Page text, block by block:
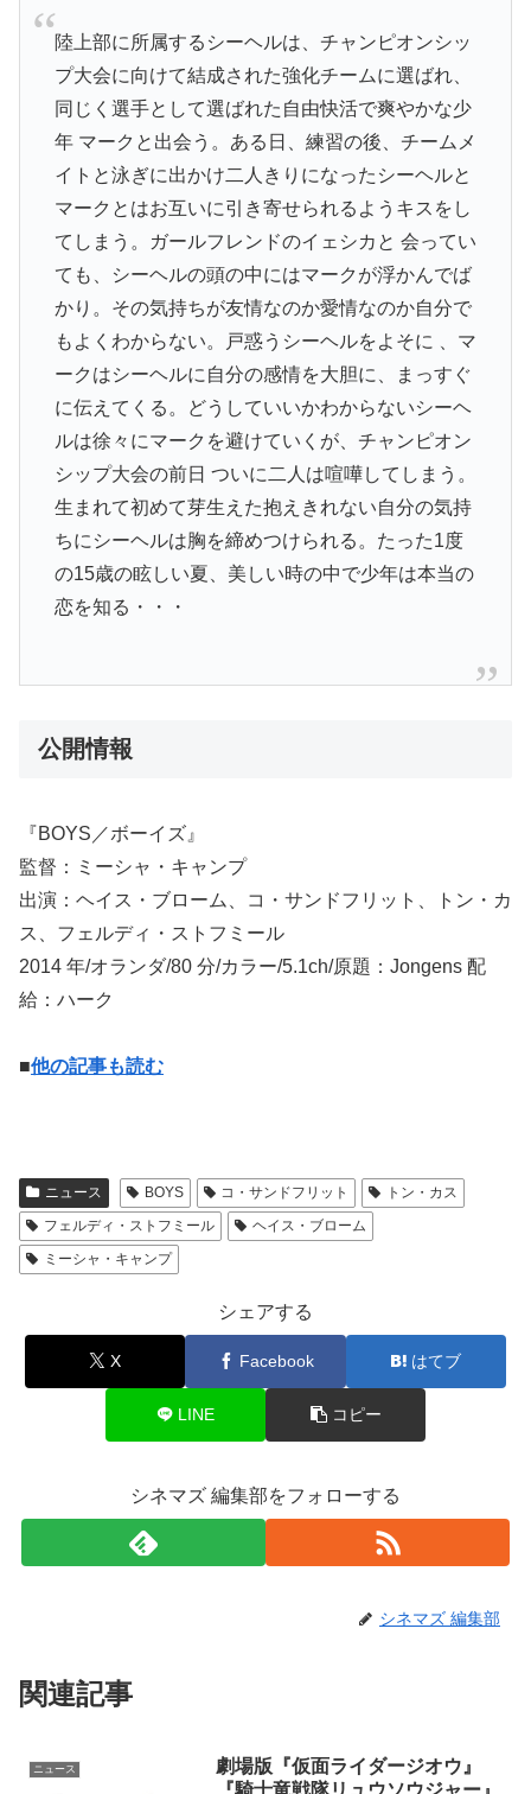
陸上部に所属するシーヘルは、チャンピオンシッ
プ大会に向けて結成された強化チームに選ばれ、
同じく選手として選ばれた自由快活で爽やかな少
年 マークと出会う。ある日、練習の後、チームメ
イトと泳ぎに出かけ二人きりになったシーヘルと
マークとはお互いに引き寄せられるようキスをし
てしまう。ガールフレンドのイェシカと 会ってい
ても、シーヘルの頭の中にはマークが浮かんでば
かり。その気持ちが友情なのか愛情なのか自分で
もよくわからない。戸惑うシーヘルをよそに 、マ
ークはシーヘルに自分の感情を大胆に、まっすぐ
に伝えてくる。どうしていいかわからないシーヘ
ルは徐々にマークを避けていくが、チャンピオン
シップ大会の前日 ついに二人は喧嘩してしまう。
生まれて初めて芽生えた抱えきれない自分の気持
ちにシーヘルは胸を締めつけられる。たった1度
の15歳の眩しい夏、美しい時の中で少年は本当の
恋を知る・・・
公開情報
『BOYS／ボーイズ』
監督：ミーシャ・キャンプ
出演：ヘイス・ブローム、コ・サンドフリット、トン・カ
ス、フェルディ・ストフミール
2014 年/オランダ/80 分/カラー/5.1ch/原題：Jongens 配
給：ハーク
■他の記事も読む
ニュース BOYS コ・サンドフリット
トン・カス
フェルディ・ストフミール
ヘイス・ブローム
ミーシャ・キャンプ
シェアする
X Facebook はてブ
LINE コピー
シネマズ 編集部をフォローする
シネマズ 編集部
関連記事
ニュース
劇場版『仮面ライダージオウ』
『騎士竜戦隊リュウソウジャー』